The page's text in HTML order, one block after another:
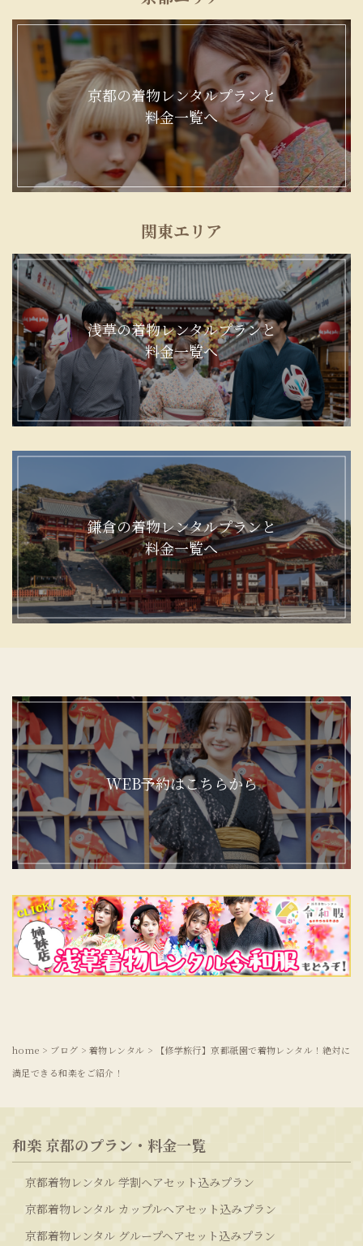
京都の着物レンタルプランと
料金一覧へ
関東エリア
浅草の着物レンタルプランと
料金一覧へ
鎌倉の着物レンタルプランと
料金一覧へ
WEB予約はこちらから
home > ブログ > 着物レンタル >
【修学旅行】京都祇園で着物レンタル！絶対に
満足できる和楽をご紹介！
和楽 京都のプラン・料金一覧
京都着物レンタル 学割ヘアセット込みプラン
京都着物レンタル カップルヘアセット込みプラン
京都着物レンタル グループヘアセット込みプラン